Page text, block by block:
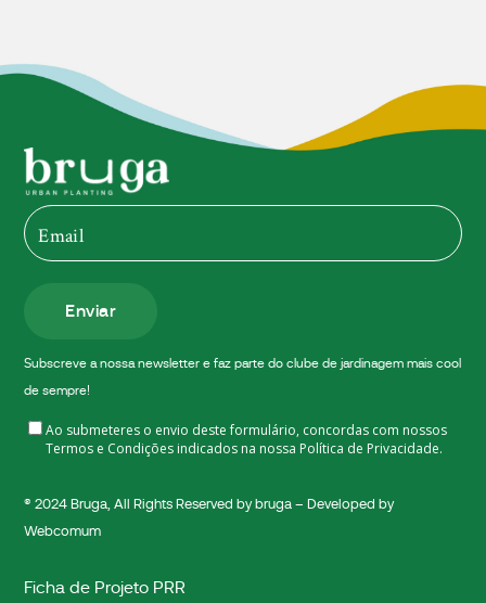
Enviar
Subscreve a nossa newsletter e faz parte do clube de jardinagem mais cool
de sempre!
Ao submeteres o envio deste formulário, concordas com nossos
Termos e Condições indicados na nossa Política de Privacidade.
® 2024Bruga , All Rights Reserved by bruga – Developed by
Webcomum
Ficha de Projeto PRR